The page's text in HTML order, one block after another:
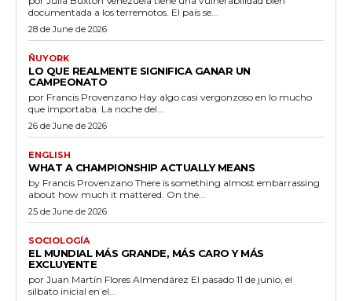
documentada a los terremotos. El país se...
28 de June de 2026
ÑUYORK
LO QUE REALMENTE SIGNIFICA GANAR UN
CAMPEONATO
por Francis Provenzano Hay algo casi vergonzoso en lo mucho
que importaba. La noche del...
26 de June de 2026
ENGLISH
WHAT A CHAMPIONSHIP ACTUALLY MEANS
by Francis Provenzano There is something almost embarrassing
about how much it mattered. On the...
25 de June de 2026
SOCIOLOGÍA
EL MUNDIAL MÁS GRANDE, MÁS CARO Y MÁS
EXCLUYENTE
por Juan Martín Flores Almendárez El pasado 11 de junio, el
silbato inicial en el...